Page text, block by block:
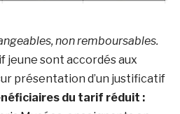
non remboursables.
jeune sont accordés aux
présentation d’un justificatif
du tarif réduit :